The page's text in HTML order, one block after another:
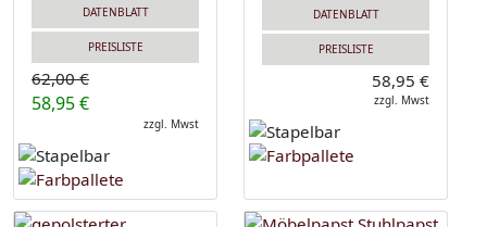
DATENBLATT
PREISLISTE
62,00 €
58,95 €
zzgl. Mwst
DATENBLATT
PREISLISTE
58,95 €
zzgl. Mwst